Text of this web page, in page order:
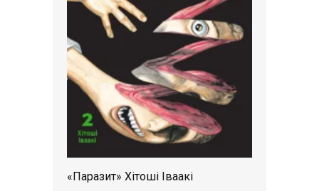
«Паразит» Хітоші Іваакі